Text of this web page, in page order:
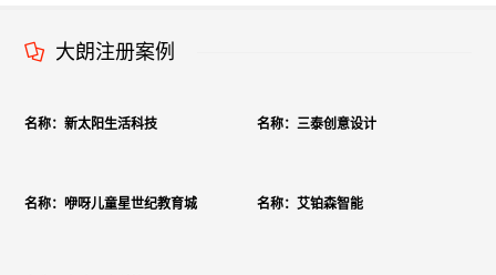
大朗注册案例
名称：新太阳生活科技 名称：三泰创意设计
名称：咿呀儿童星世纪教育城 名称：艾铂森智能